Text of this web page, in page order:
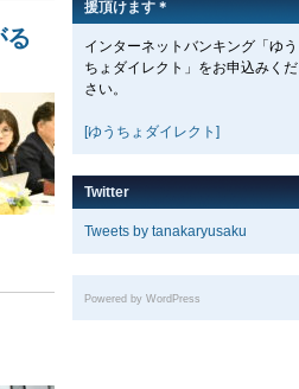
る
援頂けます＊
インターネットバンキング「ゆう
ちょダイレクト」をお申込みくだ
さい。
[ゆうちょダイレクト]
Twitter
Tweets by tanakaryusaku
Powered by WordPress